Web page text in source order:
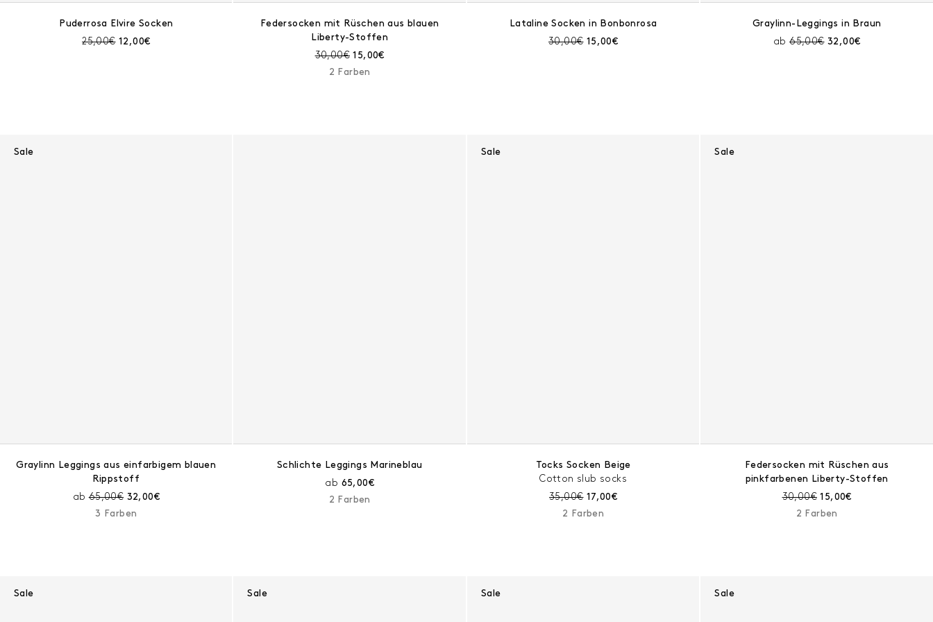
Puderrosa Elvire Socken
Preis vor Rabatt:
25,00€ Aktueller Preis:
12,00€
Federsocken mit Rüschen aus blauen
Liberty-Stoffen
Preis vor Rabatt:
30,00€ Aktueller Preis:
15,00€
2 Farben
Lataline Socken in Bonbonrosa
Preis vor Rabatt:
30,00€ Aktueller Preis:
15,00€
Graylinn-Leggings in Braun
abPreis vor Rabatt:
65,00€ Aktueller Preis:
32,00€
Sale
Graylinn Leggings aus einfarbigem blauen
Rippstoff
abPreis vor Rabatt:
65,00€ Aktueller Preis:
32,00€
3 Farben
Schlichte Leggings Marineblau
ab Aktueller Preis:
65,00€
2 Farben
Sale
Tocks Socken Beige
Cotton slub socks
Preis vor Rabatt:
35,00€ Aktueller Preis:
17,00€
2 Farben
Sale
Federsocken mit Rüschen aus
pinkfarbenen Liberty-Stoffen
Preis vor Rabatt:
30,00€ Aktueller Preis:
15,00€
2 Farben
Sale Sale Sale Sale